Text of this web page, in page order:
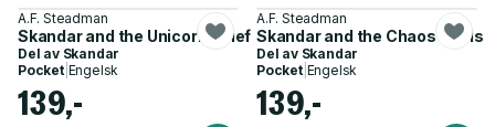
A.F. Steadman
Skandar and the Unicorn Thief
Del av Skandar
Pocket| Engelsk
139,-
A.F. Steadman
Skandar and the Chaos Trials
Del av Skandar
Pocket| Engelsk
139,-